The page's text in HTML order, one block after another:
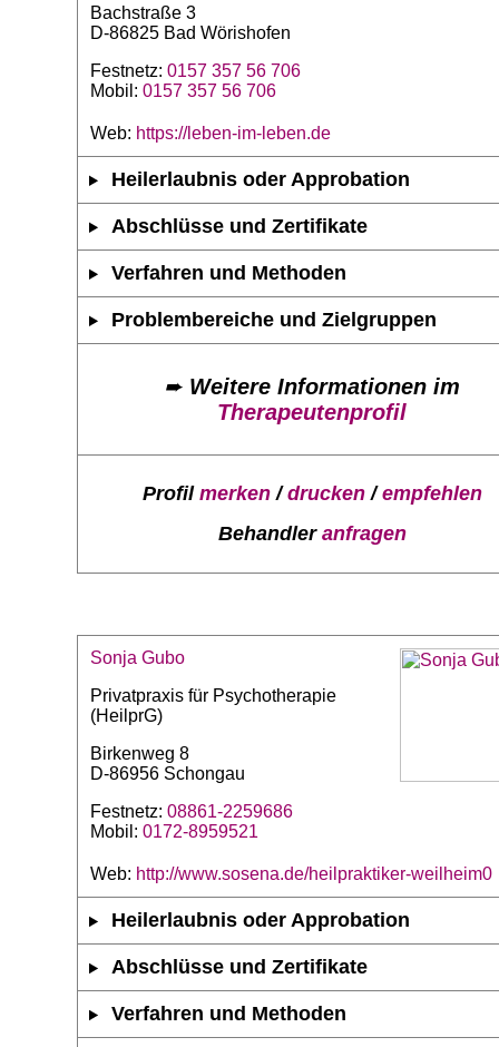
Bachstraße 3
D-86825 Bad Wörishofen
Festnetz: 0157 357 56 706
Mobil: 0157 357 56 706
Web: https://leben-im-leben.de
Heilerlaubnis oder Approbation
Abschlüsse und Zertifikate
Verfahren und Methoden
Problembereiche und Zielgruppen
➨ Weitere Informationen im
Therapeutenprofil
Profil merken/drucken/empfehlen
Behandler anfragen
Sonja Gubo
Privatpraxis für Psychotherapie
(HeilprG)
Birkenweg 8
D-86956 Schongau
Festnetz: 08861-2259686
Mobil: 0172-8959521
Web: http://www.sosena.de/heilpraktiker-weilheim0
Heilerlaubnis oder Approbation
Abschlüsse und Zertifikate
Verfahren und Methoden